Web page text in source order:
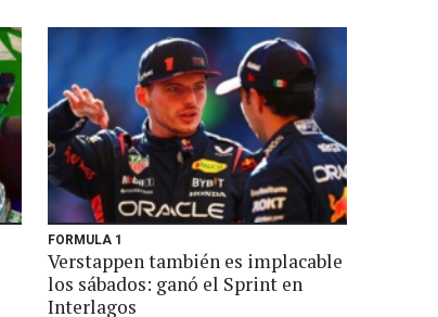
FORMULA 1
Verstappen también es implacable
los sábados: ganó el Sprint en
Interlagos